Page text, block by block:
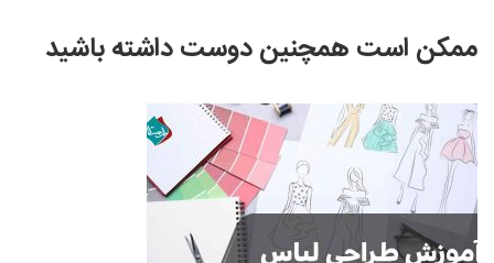
ممکن است همچنین دوست داشته باشید